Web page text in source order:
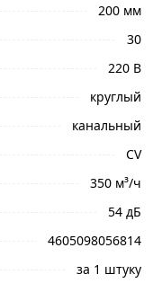
Наши
заказ и
доставки
канальный
в Москве и
200 мм
30
220 В
круглый
канальный
CV
350 м³/ч
54 дБ
4605098056814
за 1 штуку